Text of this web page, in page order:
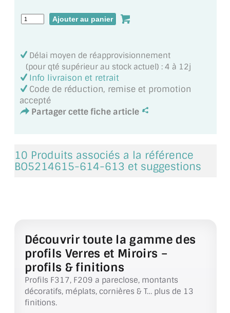
VERRE TREMPÉ (SÉCURIT)
VERRE FEUILLETÉ
VERRE ANTI-REFLET
VERRE LAQUÉ/CRÉDENCE
PORTE EN VERRE
VERRES TEXTURÉS
PLEXIGLAS PMMA
DOUBLE VITRAGE
ACCESSOIRES & QUINCAILLERIE
Délai moyen de réapprovisionnement
(pour qté supérieur au stock actuel) : 4 à 12j
Info livraison et retrait
Code de réduction, remise et promotion
accepté
Partager cette fiche article
10 Produits associés a la référence
BO5214615-614-613 et suggestions
Découvrir toute la gamme des
profils Verres et Miroirs –
profils & finitions
Profils F317, F209 a pareclose, montants
décoratifs, méplats, cornières & T… plus de 13
finitions.